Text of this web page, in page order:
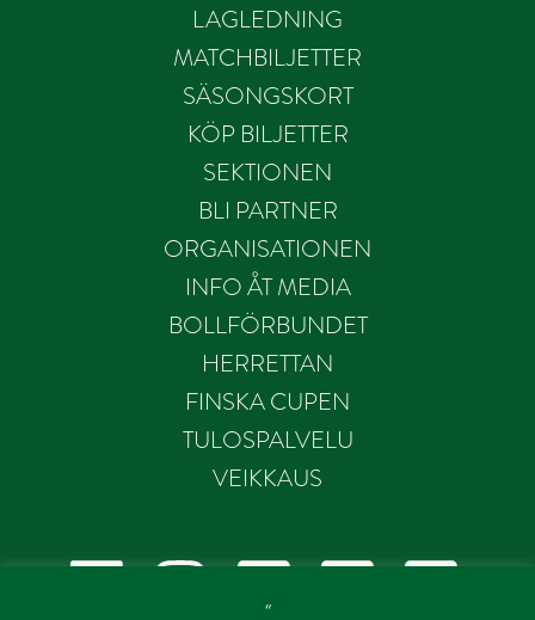
LAGLEDNING
MATCHBILJETTER
SÄSONGSKORT
KÖP BILJETTER
SEKTIONEN
BLI PARTNER
ORGANISATIONEN
INFO ÅT MEDIA
BOLLFÖRBUNDET
HERRETTAN
FINSKA CUPEN
TULOSPALVELU
VEIKKAUS
“